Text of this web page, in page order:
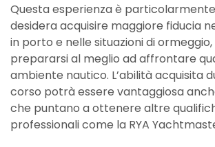
Questa esperienza è
desidera acquisire maggiore fiducia
in porto e nelle situazioni di
prepararsi al meglio ad affrontare
ambiente nautico. L’abilità acquisita
corso potrà essere vantaggiosa
che puntano a ottenere altre
professionali come la RYA